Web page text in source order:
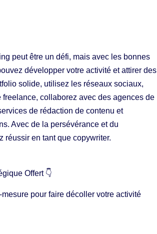
peut être un défi, mais avec les bonnes
développer votre activité et attirer des
solide, utilisez les réseaux sociaux,
collaborez avec des agences de
de rédaction de contenu et
Avec de la persévérance et du
réussir en tant que copywriter.
Offert 👇
pour faire décoller votre activité